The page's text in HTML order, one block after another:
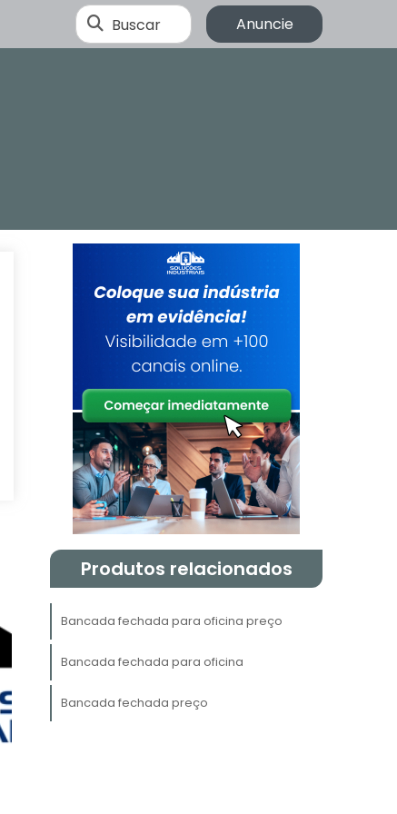
Buscar Anuncie
Produtos relacionados
Bancada fechada para oficina preço
Bancada fechada para oficina
Bancada fechada preço